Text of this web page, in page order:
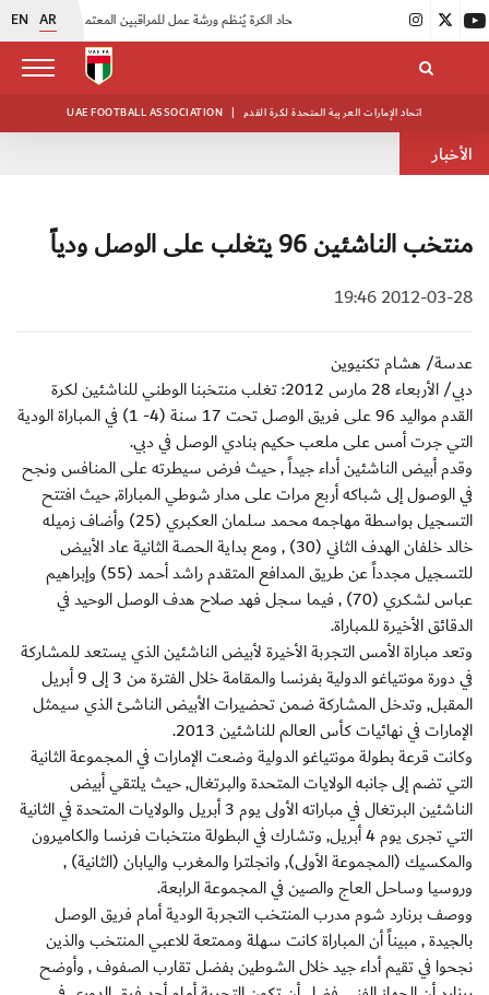
EN AR
UAE FOOTBALL ASSOCIATION | اتحاد الإمارات العربية المتحدة لكرة القدم
الأخبار
منتخب الناشئين 96 يتغلب على الوصل ودياً
2012-03-28 19:46
عدسة/ هشام تكنيوين
دبي/ الأربعاء 28 مارس 2012: تغلب منتخبنا الوطني للناشئين لكرة
القدم مواليد 96 على فريق الوصل تحت 17 سنة (4- 1) في المباراة الودية
التي جرت أمس على ملعب حكيم بنادي الوصل في دبي.
وقدم أبيض الناشئين أداء جيداً , حيث فرض سيطرته على المنافس ونجح
في الوصول إلى شباكه أربع مرات على مدار شوطي المباراة, حيث افتتح
التسجيل بواسطة مهاجمه محمد سلمان العكبري (25) وأضاف زميله
خالد خلفان الهدف الثاني (30) , ومع بداية الحصة الثانية عاد الأبيض
للتسجيل مجدداً عن طريق المدافع المتقدم راشد أحمد (55) وإبراهيم
عباس لشكري (70) , فيما سجل فهد صلاح هدف الوصل الوحيد في
الدقائق الأخيرة للمباراة.
وتعد مباراة الأمس التجربة الأخيرة لأبيض الناشئين الذي يستعد للمشاركة
في دورة مونتياغو الدولية بفرنسا والمقامة خلال الفترة من 3 إلى 9 أبريل
المقبل, وتدخل المشاركة ضمن تحضيرات الأبيض الناشئ الذي سيمثل
الإمارات في نهائيات كأس العالم للناشئين 2013.
وكانت قرعة بطولة مونتياغو الدولية وضعت الإمارات في المجموعة الثانية
التي تضم إلى جانبه الولايات المتحدة والبرتغال, حيث يلتقي أبيض
الناشئين البرتغال في مباراته الأولى يوم 3 أبريل والولايات المتحدة في الثانية
التي تجرى يوم 4 أبريل, وتشارك في البطولة منتخبات فرنسا والكاميرون
والمكسيك (المجموعة الأولى), وانجلترا والمغرب واليابان (الثانية) ,
وروسيا وساحل العاج والصين في المجموعة الرابعة.
ووصف برنارد شوم مدرب المنتخب التجربة الودية أمام فريق الوصل
بالجيدة , مبيناً أن المباراة كانت سهلة وممتعة للاعبي المنتخب والذين
نجحوا في تقيم أداء جيد خلال الشوطين بفضل تقارب الصفوف , وأوضح